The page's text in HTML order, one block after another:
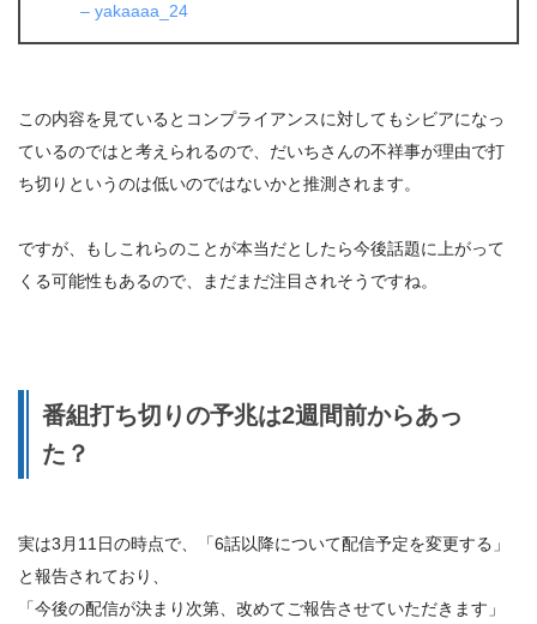
– yakaaaa_24
この内容を見ているとコンプライアンスに対してもシビアになっ
ているのではと考えられるので、だいちさんの不祥事が理由で打
ち切りというのは低いのではないかと推測されます。
ですが、もしこれらのことが本当だとしたら今後話題に上がって
くる可能性もあるので、まだまだ注目されそうですね。
番組打ち切りの予兆は2週間前からあっ
た？
実は3月11日の時点で、「6話以降について配信予定を変更する」
と報告されており、
「今後の配信が決まり次第、改めてご報告させていただきます」